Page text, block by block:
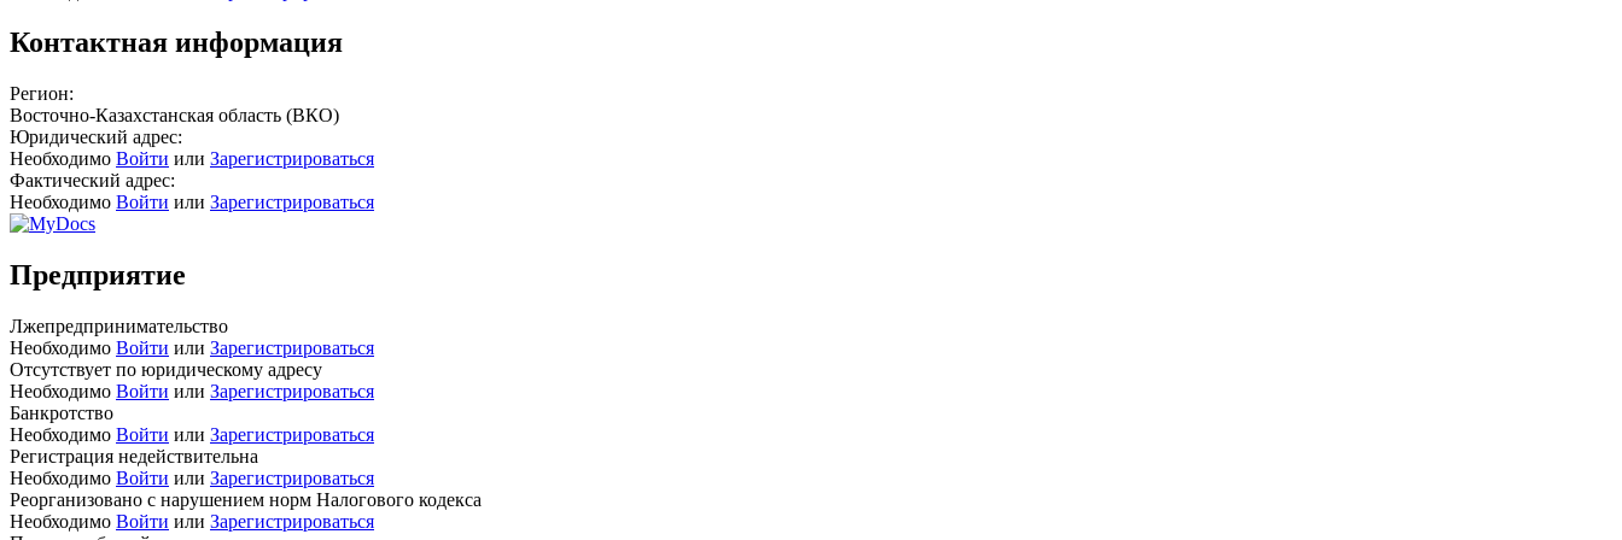
Контактная информация
Регион:
Восточно-Казахстанская область (ВКО)
Юридический адрес:
Необходимо Войти или Зарегистрироваться
Фактический адрес:
Необходимо Войти или Зарегистрироваться
Предприятие
Лжепредпринимательство
Необходимо Войти или Зарегистрироваться
Отсутствует по юридическому адресу
Необходимо Войти или Зарегистрироваться
Банкротство
Необходимо Войти или Зарегистрироваться
Регистрация недействительна
Необходимо Войти или Зарегистрироваться
Реорганизовано с нарушением норм Налогового кодекса
Необходимо Войти или Зарегистрироваться